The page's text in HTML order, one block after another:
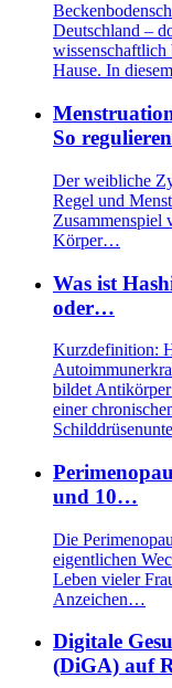
Deutschland –
Hause. In
So
Der weibliche
Regel und
Zusammenspiel
Körper…
Was ist
oder…
Kurzdefinition:
bildet Antikörper
einer
und 10…
Die
eigentlichen
Leben vieler
Anzeichen…
Digitale
(DiGA) auf